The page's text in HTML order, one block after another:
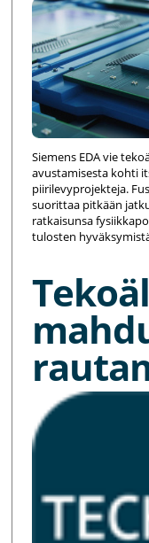
Siemens EDA vie
avustamisesta kohti
piirilevyprojekteja.
suorittaa pitkään
ratkaisunsa
tulosten